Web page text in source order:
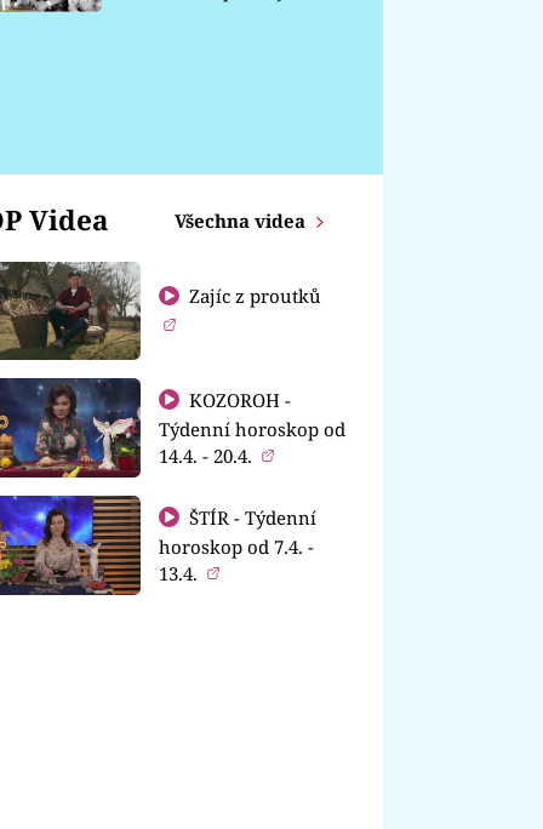
Videa Všechna videa
Zajíc z proutků
KOZOROH -
Týdenní horoskop od
14.4. - 20.4.
ŠTÍR - Týdenní
horoskop od 7.4. -
13.4.